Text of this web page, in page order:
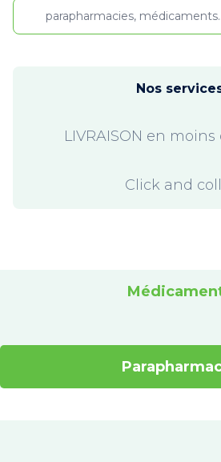
Nos
LIVRAISON en
Click and